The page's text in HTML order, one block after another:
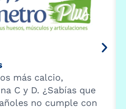
más calcio,
C y D. ¿Sabías que
no cumple con